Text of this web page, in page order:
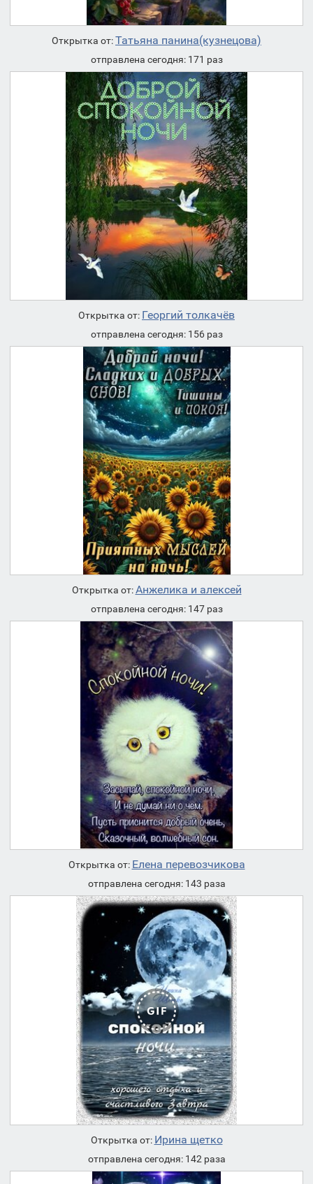
Открытка от:Татьяна панина(кузнецова)
отправлена сегодня: 171 раз
Открытка от: Георгий толкачёв
отправлена сегодня: 156 раз
Открытка от:Анжелика и алексей
отправлена сегодня: 147 раз
Открытка от: Елена перевозчикова
отправлена сегодня: 143 раза
Открытка от: Ирина щетко
отправлена сегодня: 142 раза